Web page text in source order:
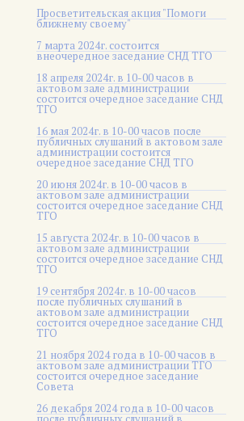
Просветительская акция "Помоги
ближнему своему"
7 марта 2024г. состоится
внеочередное заседание СНД ТГО
18 апреля 2024г. в 10-00 часов в
актовом зале администрации
состоится очередное заседание СНД
ТГО
16 мая 2024г. в 10-00 часов после
публичных слушаний в актовом зале
администрации состоится
очередное заседание СНД ТГО
20 июня 2024г. в 10-00 часов в
актовом зале администрации
состоится очередное заседание СНД
ТГО
15 августа 2024г. в 10-00 часов в
актовом зале администрации
состоится очередное заседание СНД
ТГО
19 сентября 2024г. в 10-00 часов
после публичных слушаний в
актовом зале администрации
состоится очередное заседание СНД
ТГО
21 ноября 2024 года в 10-00 часов в
актовом зале администрации ТГО
состоится очередное заседание
Совета
26 декабря 2024 года в 10-00 часов